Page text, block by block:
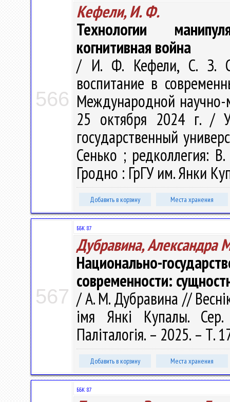
566
Кефели, И. Ф.
Технологии
когнитивная война
/ И. Ф. Кефели, С. З.
воспитание в
Международной
25 октября 2024 г. /
государственный
Сенько ; редколлегия:
Гродно : ГрГУ им. Янки
Добавить в корзину Места хранения
567
ББК 87
Дубравина, Александра
Национально-
современности:
/ А. М. Дубравина //
імя Янкі Купалы. Сер.
Паліталогія. – 2025. –
Добавить в корзину Места хранения
ББК 87